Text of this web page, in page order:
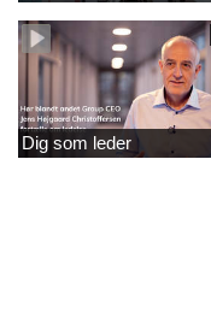
Dig som leder